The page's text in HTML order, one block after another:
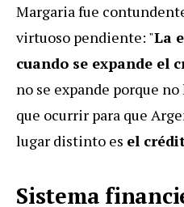
Margaria fue
virtuoso pendiente: "La
cuando se expande el
no se expande porque
que ocurrir para que
lugar distinto es el
Sistema